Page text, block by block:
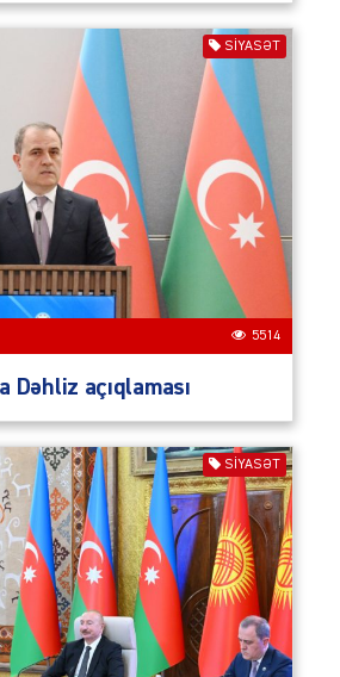
SIYASƏT
5514
Dəhliz açıqlaması
SIYASƏT